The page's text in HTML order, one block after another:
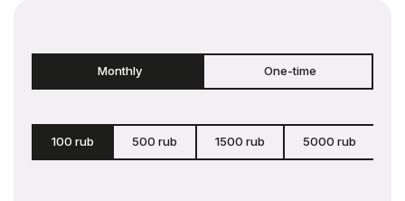
Monthly One-time
100 rub 500 rub 1500 rub 5000 rub